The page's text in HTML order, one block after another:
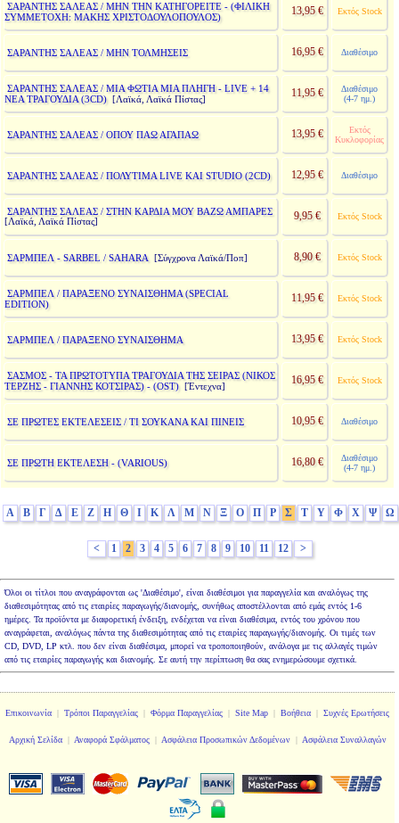
ΣΑΡΑΝΤΗΣ ΣΑΛΕΑΣ / ΜΗΝ ΤΗΝ ΚΑΤΗΓΟΡΕΙΤΕ - (ΦΙΛΙΚΗ
ΣΥΜΜΕΤΟΧΗ: ΜΑΚΗΣ ΧΡΙΣΤΟΔΟΥΛΟΠΟΥΛΟΣ)
13,95 € Εκτός Stock
ΣΑΡΑΝΤΗΣ ΣΑΛΕΑΣ / ΜΗΝ ΤΟΛΜΗΣΕΙΣ 16,95 € Διαθέσιμο
ΣΑΡΑΝΤΗΣ ΣΑΛΕΑΣ / ΜΙΑ ΦΩΤΙΑ ΜΙΑ ΠΛΗΓΗ - LIVE + 14
ΝΕΑ ΤΡΑΓΟΥΔΙΑ (3CD)[Λαϊκά, Λαϊκά Πίστας]
11,95 €
Διαθέσιμο
(4-7 ημ.)
ΣΑΡΑΝΤΗΣ ΣΑΛΕΑΣ / ΟΠΟΥ ΠΑΩ ΑΓΑΠΑΩ 13,95 €
Εκτός
Κυκλοφορίας
ΣΑΡΑΝΤΗΣ ΣΑΛΕΑΣ / ΠΟΛΥΤΙΜΑ LIVE ΚΑΙ STUDIO (2CD) 12,95 € Διαθέσιμο
ΣΑΡΑΝΤΗΣ ΣΑΛΕΑΣ / ΣΤΗΝ ΚΑΡΔΙΑ ΜΟΥ ΒΑΖΩ ΑΜΠΑΡΕΣ
[Λαϊκά, Λαϊκά Πίστας] 9,95 € Εκτός Stock
ΣΑΡΜΠΕΛ - SARBEL / SAHARA [Σύγχρονα Λαϊκά/Ποπ] 8,90 € Εκτός Stock
ΣΑΡΜΠΕΛ / ΠΑΡΑΞΕΝΟ ΣΥΝΑΙΣΘΗΜΑ (SPECIAL
EDITION)
11,95 € Εκτός Stock
ΣΑΡΜΠΕΛ / ΠΑΡΑΞΕΝΟ ΣΥΝΑΙΣΘΗΜΑ 13,95 € Εκτός Stock
ΣΑΣΜΟΣ - ΤΑ ΠΡΩΤΟΤΥΠΑ ΤΡΑΓΟΥΔΙΑ ΤΗΣ ΣΕΙΡΑΣ (ΝΙΚΟΣ
ΤΕΡΖΗΣ - ΓΙΑΝΝΗΣ ΚΟΤΣΙΡΑΣ) - (OST)[Έντεχνα]
16,95 € Εκτός Stock
ΣΕ ΠΡΩΤΕΣ ΕΚΤΕΛΕΣΕΙΣ / ΤΙ ΣΟΥΚΑΝΑ ΚΑΙ ΠΙΝΕΙΣ 10,95 € Διαθέσιμο
ΣΕ ΠΡΩΤΗ ΕΚΤΕΛΕΣΗ - (VARIOUS) 16,80 €
Διαθέσιμο
(4-7 ημ.)
Α Β Γ Δ Ε Ζ Η Θ Ι Κ Λ Μ Ν Ξ Ο Π Ρ Σ Τ Υ Φ Χ Ψ Ω
< 1 2 3 4 5 6 7 8 9 10 11 12 >
Όλοι οι τίτλοι που αναγράφονται ως 'Διαθέσιμο', είναι διαθέσιμοι για παραγγελία και αναλόγως της
διαθεσιμότητας από τις εταιρίες παραγωγής/διανομής, συνήθως αποστέλλονται από εμάς εντός 1-6
ημέρες. Τα προϊόντα με διαφορετική ένδειξη, ενδέχεται να είναι διαθέσιμα, εντός του χρόνου που
αναγράφεται, αναλόγως πάντα της διαθεσιμότητας από τις εταιρίες παραγωγής/διανομής. Οι τιμές των
CD, DVD, LP κτλ. που δεν είναι διαθέσιμα, μπορεί να τροποποιηθούν, ανάλογα με τις αλλαγές τιμών
από τις εταιρίες παραγωγής και διανομής. Σε αυτή την περίπτωση θα σας ενημερώσουμε σχετικά.
Επικοινωνία | Τρόποι Παραγγελίας | Φόρμα Παραγγελίας | Site Map | Βοήθεια | Συχνές Ερωτήσεις
Αρχική Σελίδα| Αναφορά Σφάλματος| Ασφάλεια Προσωπικών Δεδομένων| Ασφάλεια Συναλλαγών